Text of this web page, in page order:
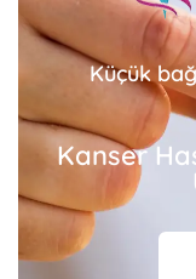
Küçük
Kanser